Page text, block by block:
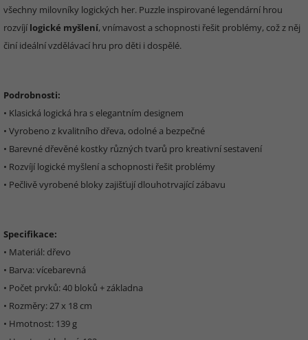
všechny milovníky logických her. Puzzle inspirované legendární hrou
rozvíjí logické myšlení, vnímavost a schopnosti řešit problémy, což z něj
činí ideální vzdělávací hru pro děti i dospělé.
Podrobnosti:
• Klasická logická hra s elegantním designem
• Vyrobeno z kvalitního dřeva, odolné a bezpečné
• Barevné dřevěné kostky různých tvarů pro kreativní sestavení
• Rozvíjí logické myšlení a schopnosti řešit problémy
• Pečlivě vyrobené bloky zajišťují dlouhotrvající zábavu
Specifikace:
• Materiál: dřevo
• Barva: vícebarevná
• Počet prvků: 40 bloků + základna
• Rozměry: 27 x 18 cm
• Hmotnost: 139 g